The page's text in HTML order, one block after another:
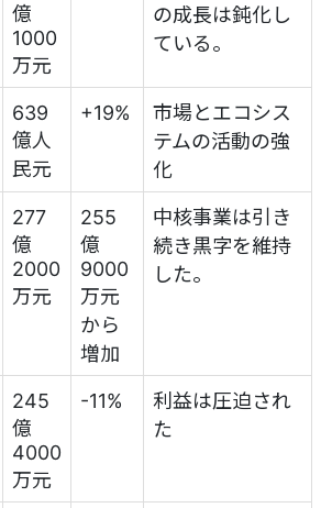
億
1000
万元
の成長は鈍化し
ている。
639
億人
民元
+19%
市場とエコシス
テムの活動の強
化
277
億
2000
万元
255
億
9000
万元
から
増加
中核事業は引き
続き黒字を維持
した。
245
億
4000
万元
-11%
利益は圧迫され
た